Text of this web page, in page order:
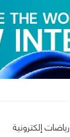
رياضات إلكترونية